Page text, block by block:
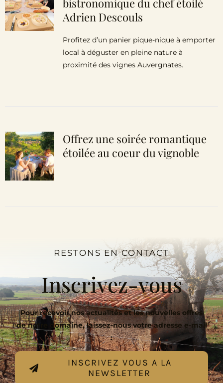
bistronomique du chef étoilé
Adrien Descouls
Profitez d’un panier pique-nique à emporter
local à déguster en pleine nature à
proximité des vignes Auvergnates.
Offrez une soirée romantique
étoilée au coeur du vignoble
RESTONS EN CONTACT
Inscrivez-vous
Pour recevoir nos actualités et les nouvelles offres
de notre domaine, laissez-nous votre adresse e-mail
:
INSCRIVEZ VOUS A LA
NEWSLETTER